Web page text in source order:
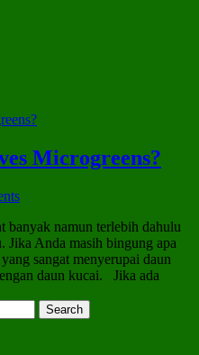
Microgreens?
banyak namun terlebih dahulu
Jika Anda masih bingung apa
sangat menyerupai daun
daun kucai. Jika ada